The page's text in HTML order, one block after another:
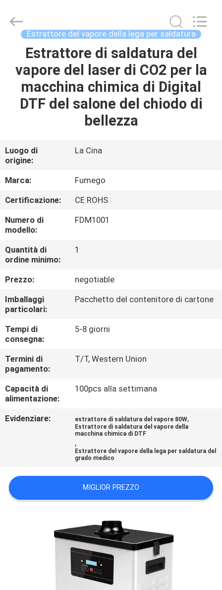
CASA
PRODOTTI
GIRO
DELLA
FABBRICA
CONTROLLO
DI
QUALITÀ
CONTATTICI
RICHIEDA
UNA
CITAZIONE
MAPPA
SITO
POLICY
Technology
Estrattore del vapore della lega per saldatura
Estrattore di saldatura del
vapore del laser di CO2 per la
macchina chimica di Digital
DTF del salone del chiodo di
bellezza
Luogo di
origine:
La Cina
Marca:
Fumego
Certificazione:
CE ROHS
Numero di
modello:
FDM1001
Quantità di
ordine minimo:
1
Prezzo:
negotiable
Imballaggi
particolari:
Pacchetto del contenitore di cartone
Tempi di
consegna:
5-8 giorni
Termini di
pagamento:
T/T, Western Union
Capacità di
alimentazione:
100pcs alla settimana
Evidenziare: estrattore di saldatura del vapore 80W,
Estrattore di saldatura del vapore della
macchina chimica di DTF
,
Estrattore del vapore della lega per saldatura del
grado medico
MIGLIOR PREZZO